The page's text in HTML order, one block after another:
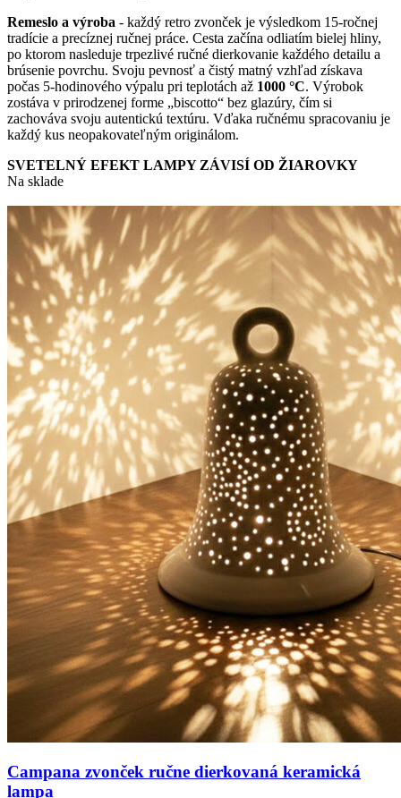
Remeslo a výroba - každý retro zvonček je výsledkom 15-ročnej
tradície a precíznej ručnej práce. Cesta začína odliatím bielej hliny,
po ktorom nasleduje trpezlivé ručné dierkovanie každého detailu a
brúsenie povrchu. Svoju pevnosť a čistý matný vzhľad získava
počas 5-hodinového výpalu pri teplotách až 1000 °C. Výrobok
zostáva v prirodzenej forme „biscotto“ bez glazúry, čím si
zachováva svoju autentickú textúru. Vďaka ručnému spracovaniu je
každý kus neopakovateľným originálom.
SVETELNÝ EFEKT LAMPY ZÁVISÍ OD ŽIAROVKY
Na sklade
Campana zvonček ručne dierkovaná keramická
lampa